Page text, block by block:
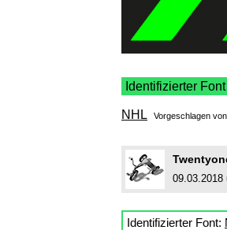
Identifizierter Font
NHL Vorgeschlagen von
09.03.2018
Identifizierter Font: